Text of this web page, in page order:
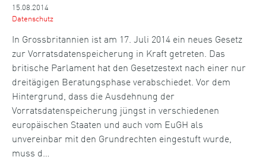
15.08.2014
Datenschutz
In Grossbritannien ist am 17. Juli 2014 ein neues Gesetz
zur Vorratsdatenspeicherung in Kraft getreten. Das
britische Parlament hat den Gesetzestext nach einer nur
dreitägigen Beratungsphase verabschiedet. Vor dem
Hintergrund, dass die Ausdehnung der
Vorratsdatenspeicherung jüngst in verschiedenen
europäischen Staaten und auch vom EuGH als
unvereinbar mit den Grundrechten eingestuft wurde,
muss d…